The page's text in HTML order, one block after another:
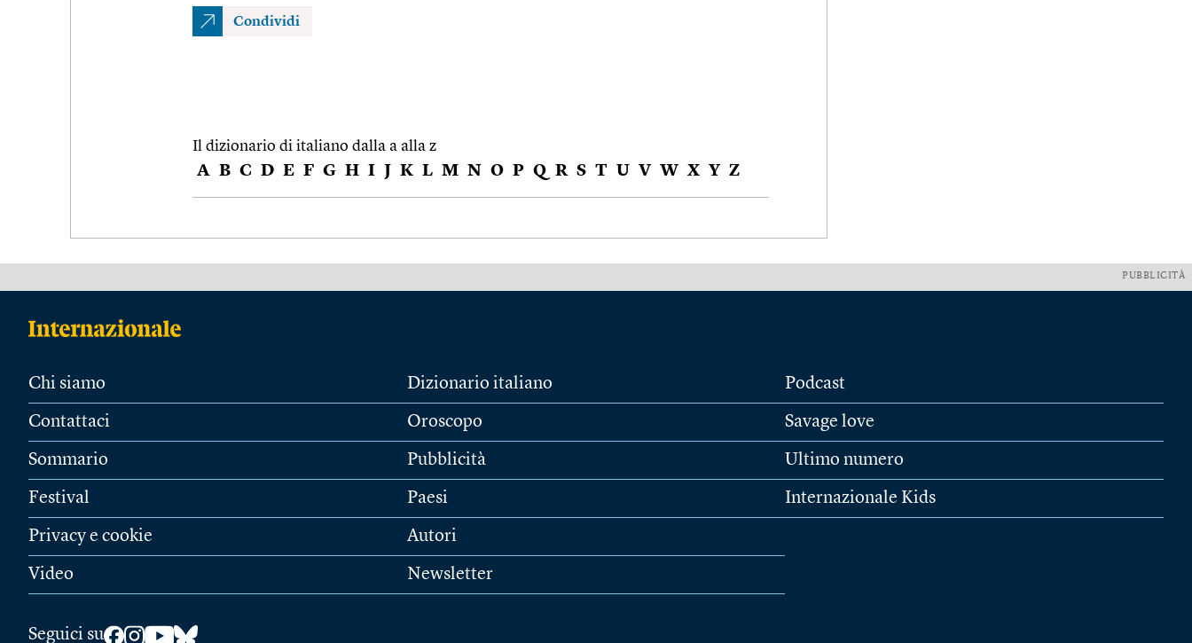
Condividi
Il dizionario di italiano dalla a alla z
A B C D E F G H I J K L M N O P Q R S T U V W X Y Z
PUBBLICITÀ
Chi siamo
Contattaci
Sommario
Festival
Privacy e cookie
Video
Dizionario italiano
Oroscopo
Pubblicità
Paesi
Autori
Newsletter
Podcast
Savage love
Ultimo numero
Internazionale Kids
Seguici su